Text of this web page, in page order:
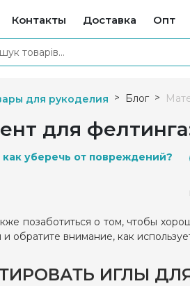
Контакты Доставка Опт
для рукоделия Блог
для
позаботиться о том, чтобы
обратите внимание, как
ИГЛЫ